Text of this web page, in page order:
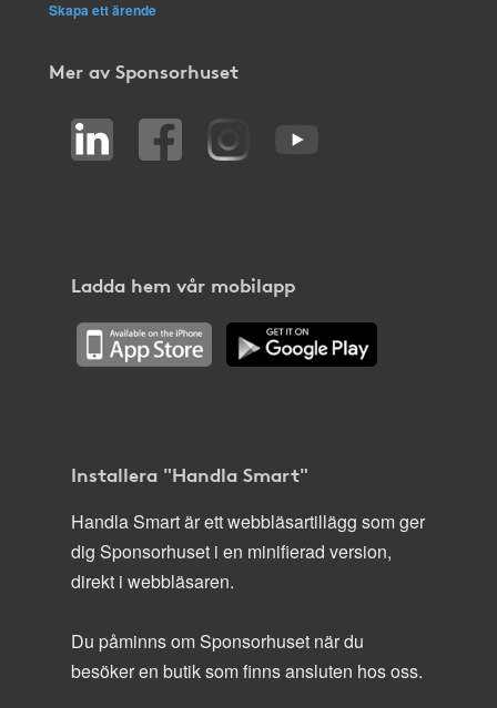
Skapa ett ärende
Mer av Sponsorhuset
Ladda hem vår mobilapp
Installera "Handla Smart"
Handla Smart är ett webbläsartillägg som ger
dig Sponsorhuset i en minifierad version,
direkt i webbläsaren.
Du påminns om Sponsorhuset när du
besöker en butik som finns ansluten hos oss.